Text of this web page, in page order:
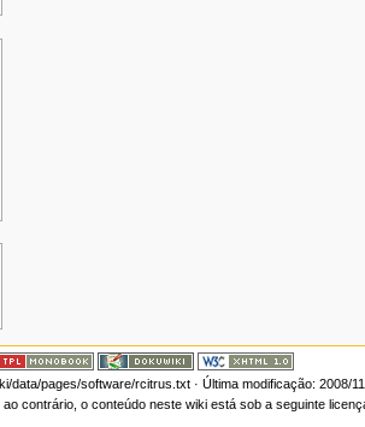
data/pages/software/rcitrus.txt· Última modificação: 2008/
contrário, o conteúdo neste wiki está sob a seguinte